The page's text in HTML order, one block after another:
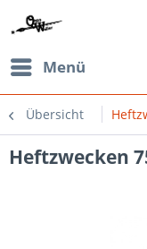
Menü
Übersicht
Heftzwecken